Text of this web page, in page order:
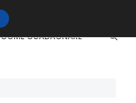
COME GUADAGNARE